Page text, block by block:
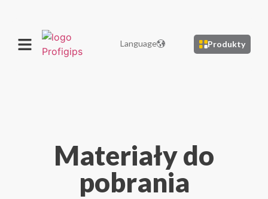
Language Produkty
Materiały do
pobrania